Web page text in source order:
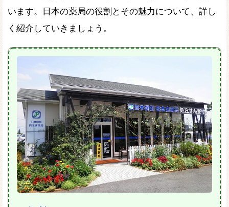
います。日本の薬局の役割とその魅力について、詳し
く紹介していきましょう。